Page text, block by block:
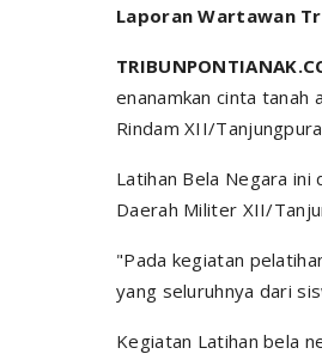
Laporan Wartawan
enanamkan cinta tanah
Rindam XII/
Latihan Bela Negara ini
Daerah Militer XII/
"Pada kegiatan
yang seluruhnya dari
Kegiatan Latihan bela